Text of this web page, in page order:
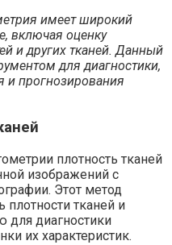
имеет широкий
включая оценку
и других тканей. Данный
для диагностики,
и прогнозирования
плотность тканей
изображений с
Этот метод
плотности тканей и
для диагностики
их характеристик.